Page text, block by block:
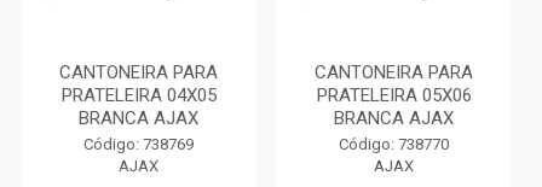
CANTONEIRA PARA
PRATELEIRA 04X05
BRANCA AJAX
Código: 738769
AJAX
CANTONEIRA PARA
PRATELEIRA 05X06
BRANCA AJAX
Código: 738770
AJAX